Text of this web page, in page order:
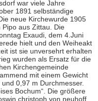
war viele Jahre
1891 selbständige
neue Kirchewurde 1905
aus Zittau. Die
Exaudi, dem 4.Juni
hielt und den Weiheakt
ist sie unversehrt erhalten
wurden als Ersatz für die
Kirchengemeinde
mit einem Gewicht
0,97 m Durchmesser.
Bochum“. Die größere
christoph von neuhoff